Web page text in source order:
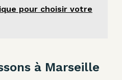
pour choisir votre
à Marseille